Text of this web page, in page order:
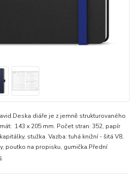
diáře je z jemně strukturovaného
143 x 205 mm. Počet stran: 352, papír
stužka. Vazba: tuhá knižní - šitá V8,
poutko na propisku, gumička.Přední